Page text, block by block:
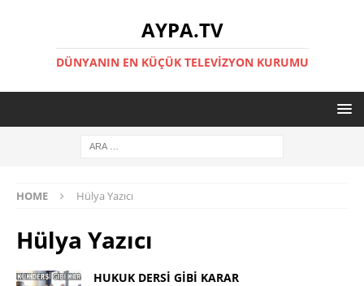
AYPA.TV
DÜNYANIN EN KÜÇÜK TELEVIZYON KURUMU
HOME Hülya Yazıcı
Hülya Yazıcı
HUKUK DERSİ GİBİ KARAR